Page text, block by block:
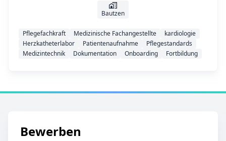
Bautzen
Pflegefachkraft Medizinische Fachangestellte
kardiologie
Herzkatheterlabor
Patientenaufnahme
Pflegestandards
Medizintechnik
Dokumentation Onboarding Fortbildung
Bewerben